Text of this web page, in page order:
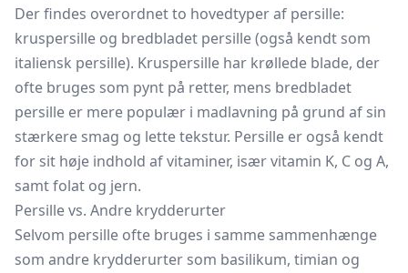
Der findes overordnet to hovedtyper af persille:
kruspersille og bredbladet persille (også kendt som
italiensk persille). Kruspersille har krøllede blade, der
ofte bruges som pynt på retter, mens bredbladet
persille er mere populær i madlavning på grund af sin
stærkere smag og lette tekstur. Persille er også kendt
for sit høje indhold af vitaminer, især vitamin K, C og A,
samt folat og jern.
Persille vs. Andre krydderurter
Selvom persille ofte bruges i samme sammenhænge
som andre krydderurter som basilikum, timian og